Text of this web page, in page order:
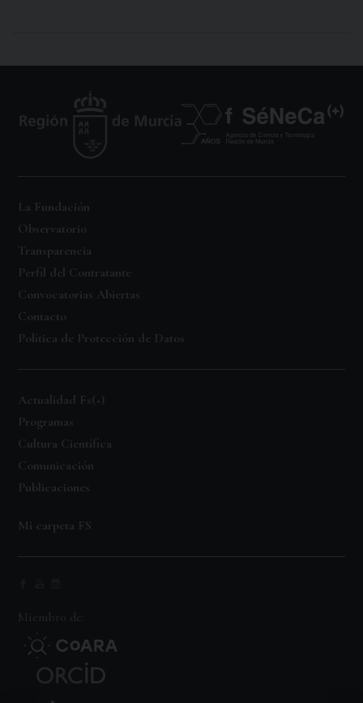
La Fundación
Observatorio
Transparencia
Perfil del Contratante
Convocatorias Abiertas
Contacto
Política de Protección de Datos
Actualidad Fs(+)
Programas
Cultura Científica
Comunicación
Publicaciones
Mi carpeta FS
Miembro de: